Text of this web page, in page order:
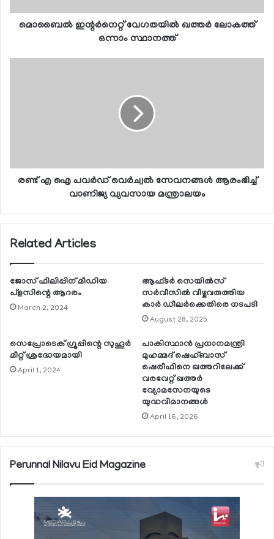
മൊബൈല്‍ ഇന്റര്‍നെറ്റ് വേഗതയില്‍ ഖത്തര്‍ ലോകത്ത്
ഒന്നാം സ്ഥാനത്ത്
രണ്ട് എ ഐ പവര്‍ഡ് വെര്‍ച്വല്‍ സേവനങ്ങള്‍ ആരംഭിച്ച്
വാണിജ്യ വ്യവസായ മന്ത്രാലയം
Related Articles
ജോസ് ഫിലിപ്പിന് മീഡിയ
പ്ളസിന്റെ ആദരം
March 2, 2024
ആഫ്ടര്‍ സെയില്‍സ്
സര്‍വീസില്‍ വീഴ്ചവരുത്തിയ
കാര്‍ ഡീലര്‍ക്കെതിരെ നടപടി
August 28, 2025
സെപ്രോടെക് ഗ്രൂപ്പിന്റെ സുഹൂര്‍
മീറ്റ് ശ്രദ്ധേയമായി
April 1, 2024
പാകിസ്ഥാന്‍ പ്രധാനമന്ത്രി
മുഹമ്മദ് ഷെഹ്ബാസ്
ഷെരീഫിനെ ഖത്തറിലേക്ക്
വരവേറ്റ് ഖത്തര്‍
വ്യോമസേനയുടെ
യുദ്ധവിമാനങ്ങള്‍
April 16, 2026
Perunnal Nilavu Eid Magazine